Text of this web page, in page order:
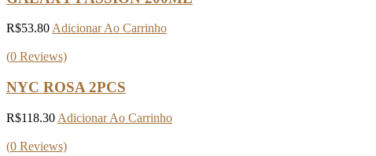
R$53.80 Adicionar Ao Carrinho
(0 Reviews)
NYC ROSA 2PCS
R$118.30 Adicionar Ao Carrinho
(0 Reviews)